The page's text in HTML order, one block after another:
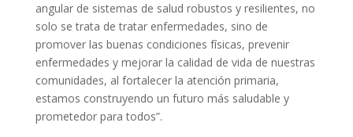
angular de sistemas de salud robustos y resilientes, no
solo se trata de tratar enfermedades, sino de
promover las buenas condiciones físicas, prevenir
enfermedades y mejorar la calidad de vida de nuestras
comunidades, al fortalecer la atención primaria,
estamos construyendo un futuro más saludable y
prometedor para todos”.